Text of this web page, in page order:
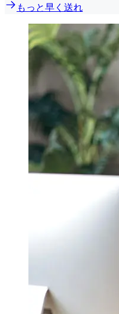
もっと早く送れ